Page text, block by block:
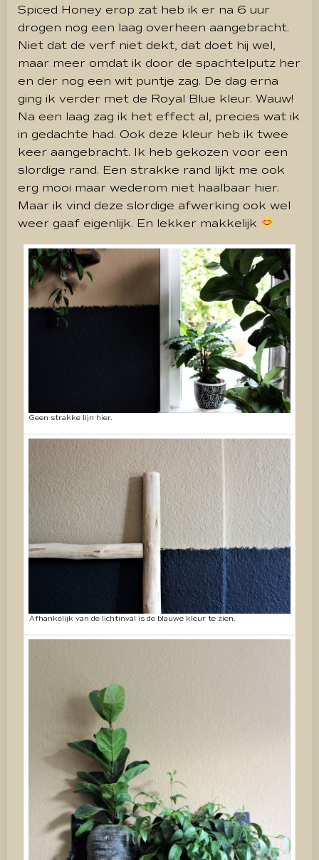
Spiced Honey erop zat heb ik er na 6 uur
drogen nog een laag overheen aangebracht.
Niet dat de verf niet dekt, dat doet hij wel,
maar meer omdat ik door de spachtelputz her
en der nog een wit puntje zag. De dag erna
ging ik verder met de Royal Blue kleur. Wauw!
Na een laag zag ik het effect al, precies wat ik
in gedachte had. Ook deze kleur heb ik twee
keer aangebracht. Ik heb gekozen voor een
slordige rand. Een strakke rand lijkt me ook
erg mooi maar wederom niet haalbaar hier.
Maar ik vind deze slordige afwerking ook wel
weer gaaf eigenlijk. En lekker makkelijk
Geen strakke lijn hier.
Afhankelijk van de lichtinval is de blauwe kleur te zien.